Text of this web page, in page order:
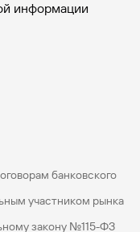
информации
банковского
участником рынка
закону №115-ФЗ